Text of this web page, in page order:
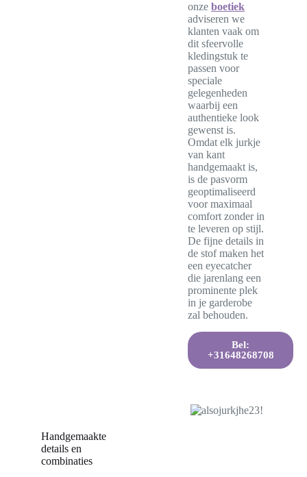
onze boetiek
adviseren we
klanten vaak om
dit sfeervolle
kledingstuk te
passen voor
speciale
gelegenheden
waarbij een
authentieke look
gewenst is.
Omdat elk jurkje
van kant
handgemaakt is,
is de pasvorm
geoptimaliseerd
voor maximaal
comfort zonder in
te leveren op stijl.
De fijne details in
de stof maken het
een eyecatcher
die jarenlang een
prominente plek
in je garderobe
zal behouden.
Bel:
+31648268708
Handgemaakte
details en
combinaties